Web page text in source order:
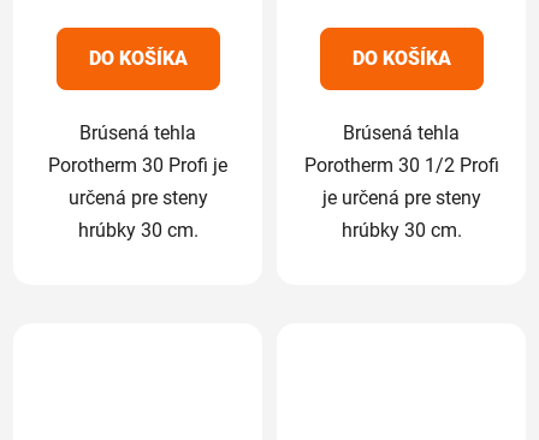
5
hviezdičiek.
DO KOŠÍKA
Brúsená tehla
Porotherm 30 Profi je
určená pre steny
hrúbky 30 cm.
5
hviezdičiek.
DO KOŠÍKA
Brúsená tehla
Porotherm 30 1/2 Profi
je určená pre steny
hrúbky 30 cm.